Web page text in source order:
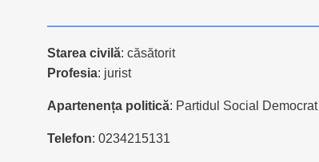
Starea civilă: căsătorit
Profesia: jurist
Apartenența politică: Partidul Social Democrat
Telefon: 0234215131